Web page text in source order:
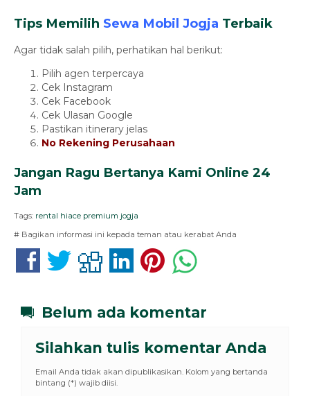
Tips Memilih Sewa Mobil Jogja Terbaik
Agar tidak salah pilih, perhatikan hal berikut:
Pilih agen terpercaya
Cek Instagram
Cek Facebook
Cek Ulasan Google
Pastikan itinerary jelas
No Rekening Perusahaan
Jangan Ragu Bertanya Kami Online 24
Jam
Tags: rental hiace premium jogja
# Bagikan informasi ini kepada teman atau kerabat Anda
Belum ada komentar
Silahkan tulis komentar Anda
Email Anda tidak akan dipublikasikan. Kolom yang bertanda
bintang (*) wajib diisi.